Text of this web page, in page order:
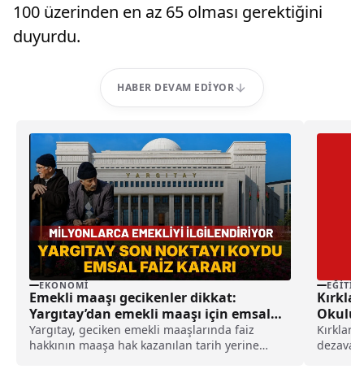
100 üzerinden en az 65 olması gerektiğini
duyurdu.
HABER DEVAM EDIYOR
EKONOMI
Emekli maaşı gecikenler dikkat:
Yargıtay’dan emekli maaşı için emsal
faiz kararı
Yargıtay, geciken emekli maaşlarında faiz
hakkının maaşa hak kazanılan tarih yerine
EĞITIM
Okulu